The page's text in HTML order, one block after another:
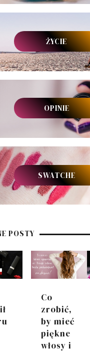
ŻYCIE
OPINIE
SWATCHE
POSTY
Co
zrobić,
by mieć
piękne
włosy i